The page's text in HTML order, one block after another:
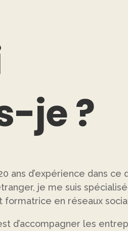
je ?
ans d’expérience dans ce
je me suis
formatrice en réseaux
d’accompagner les